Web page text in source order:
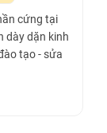
cứng tại
dày dặn kinh
tạo - sửa